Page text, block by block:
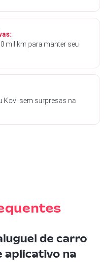
mil km para manter seu
Kovi sem surpresas na
de carro
na